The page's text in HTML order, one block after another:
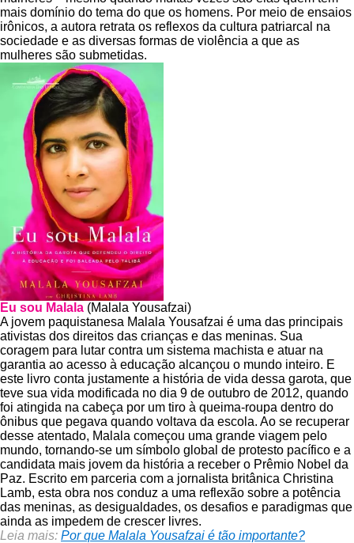
mais domínio do tema do que os homens. Por meio de ensaios
irônicos, a autora retrata os reflexos da cultura patriarcal na
sociedade e as diversas formas de violência a que as
mulheres são submetidas.
Eu sou Malala (Malala Yousafzai)
A jovem paquistanesa Malala Yousafzai é uma das principais
ativistas dos direitos das crianças e das meninas. Sua
coragem para lutar contra um sistema machista e atuar na
garantia ao acesso à educação alcançou o mundo inteiro. E
este livro conta justamente a história de vida dessa garota, que
teve sua vida modificada no dia 9 de outubro de 2012, quando
foi atingida na cabeça por um tiro à queima-roupa dentro do
ônibus que pegava quando voltava da escola. Ao se recuperar
desse atentado, Malala começou uma grande viagem pelo
mundo, tornando-se um símbolo global de protesto pacífico e a
candidata mais jovem da história a receber o Prêmio Nobel da
Paz. Escrito em parceria com a jornalista britânica Christina
Lamb, esta obra nos conduz a uma reflexão sobre a potência
das meninas, as desigualdades, os desafios e paradigmas que
ainda as impedem de crescer livres.
Leia mais: Por que Malala Yousafzai é tão importante?